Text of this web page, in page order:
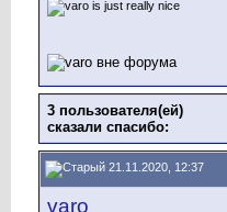
3 пользователя(ей)
сказали cпасибо:
21.11.2020, 12:37
varo